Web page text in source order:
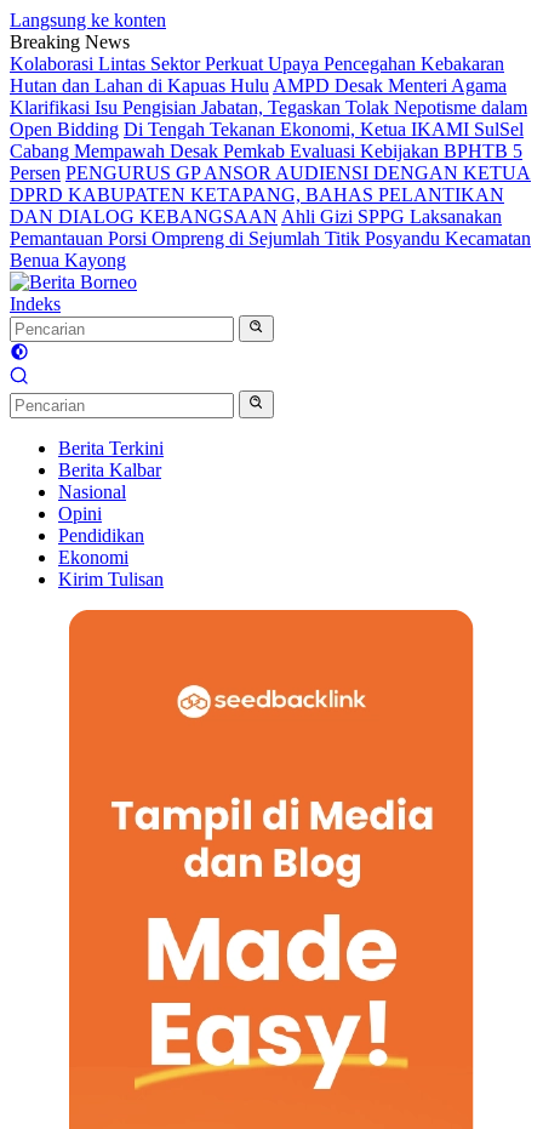
Langsung ke konten
Breaking News
Kolaborasi Lintas Sektor Perkuat Upaya Pencegahan Kebakaran
Hutan dan Lahan di Kapuas Hulu AMPD Desak Menteri Agama
Klarifikasi Isu Pengisian Jabatan, Tegaskan Tolak Nepotisme dalam
Open Bidding Di Tengah Tekanan Ekonomi, Ketua IKAMI SulSel
Cabang Mempawah Desak Pemkab Evaluasi Kebijakan BPHTB 5
Persen PENGURUS GP ANSOR AUDIENSI DENGAN KETUA
DPRD KABUPATEN KETAPANG, BAHAS PELANTIKAN
DAN DIALOG KEBANGSAAN Ahli Gizi SPPG Laksanakan
Pemantauan Porsi Ompreng di Sejumlah Titik Posyandu Kecamatan
Benua Kayong
Indeks
Berita Terkini
Berita Kalbar
Nasional
Opini
Pendidikan
Ekonomi
Kirim Tulisan